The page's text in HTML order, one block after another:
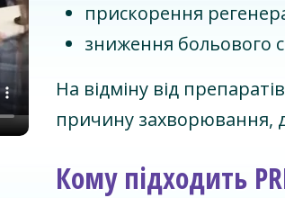
прискорення
зниження больового
На відміну від
причину захворювання,
Кому підходить